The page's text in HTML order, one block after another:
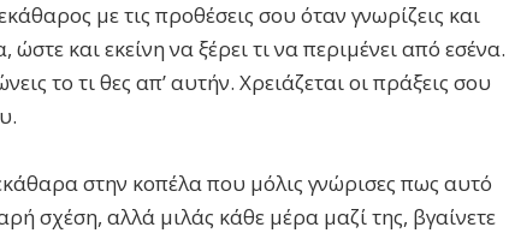
με τις προθέσεις σου όταν γνωρίζεις και
και εκείνη να ξέρει τι να περιμένει από εσένα.
το τι θες απ’ αυτήν. Χρειάζεται οι πράξεις σου
στην κοπέλα που μόλις γνώρισες πως αυτό
σχέση, αλλά μιλάς κάθε μέρα μαζί της, βγαίνετε